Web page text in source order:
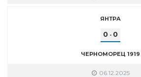
ЯНТРА
0 - 0
ЧЕРНОМОРЕЦ 1919
06.12.2025